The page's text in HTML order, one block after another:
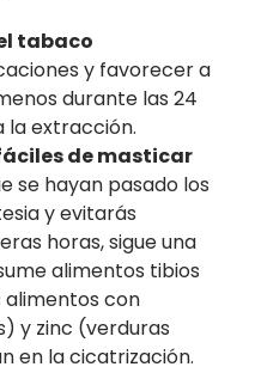
tabaco
y favorecer a
durante las 24
la extracción.
de masticar
se hayan pasado los
y evitarás
horas, sigue una
alimentos tibios
alimentos con
y zinc (verduras
en la cicatrización.